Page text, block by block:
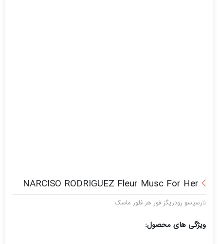
NARCISO RODRIGUEZ Fleur Musc For Her
نارسیسو رودریگز فور هر فلور ماسک
ویژگی های محصول: